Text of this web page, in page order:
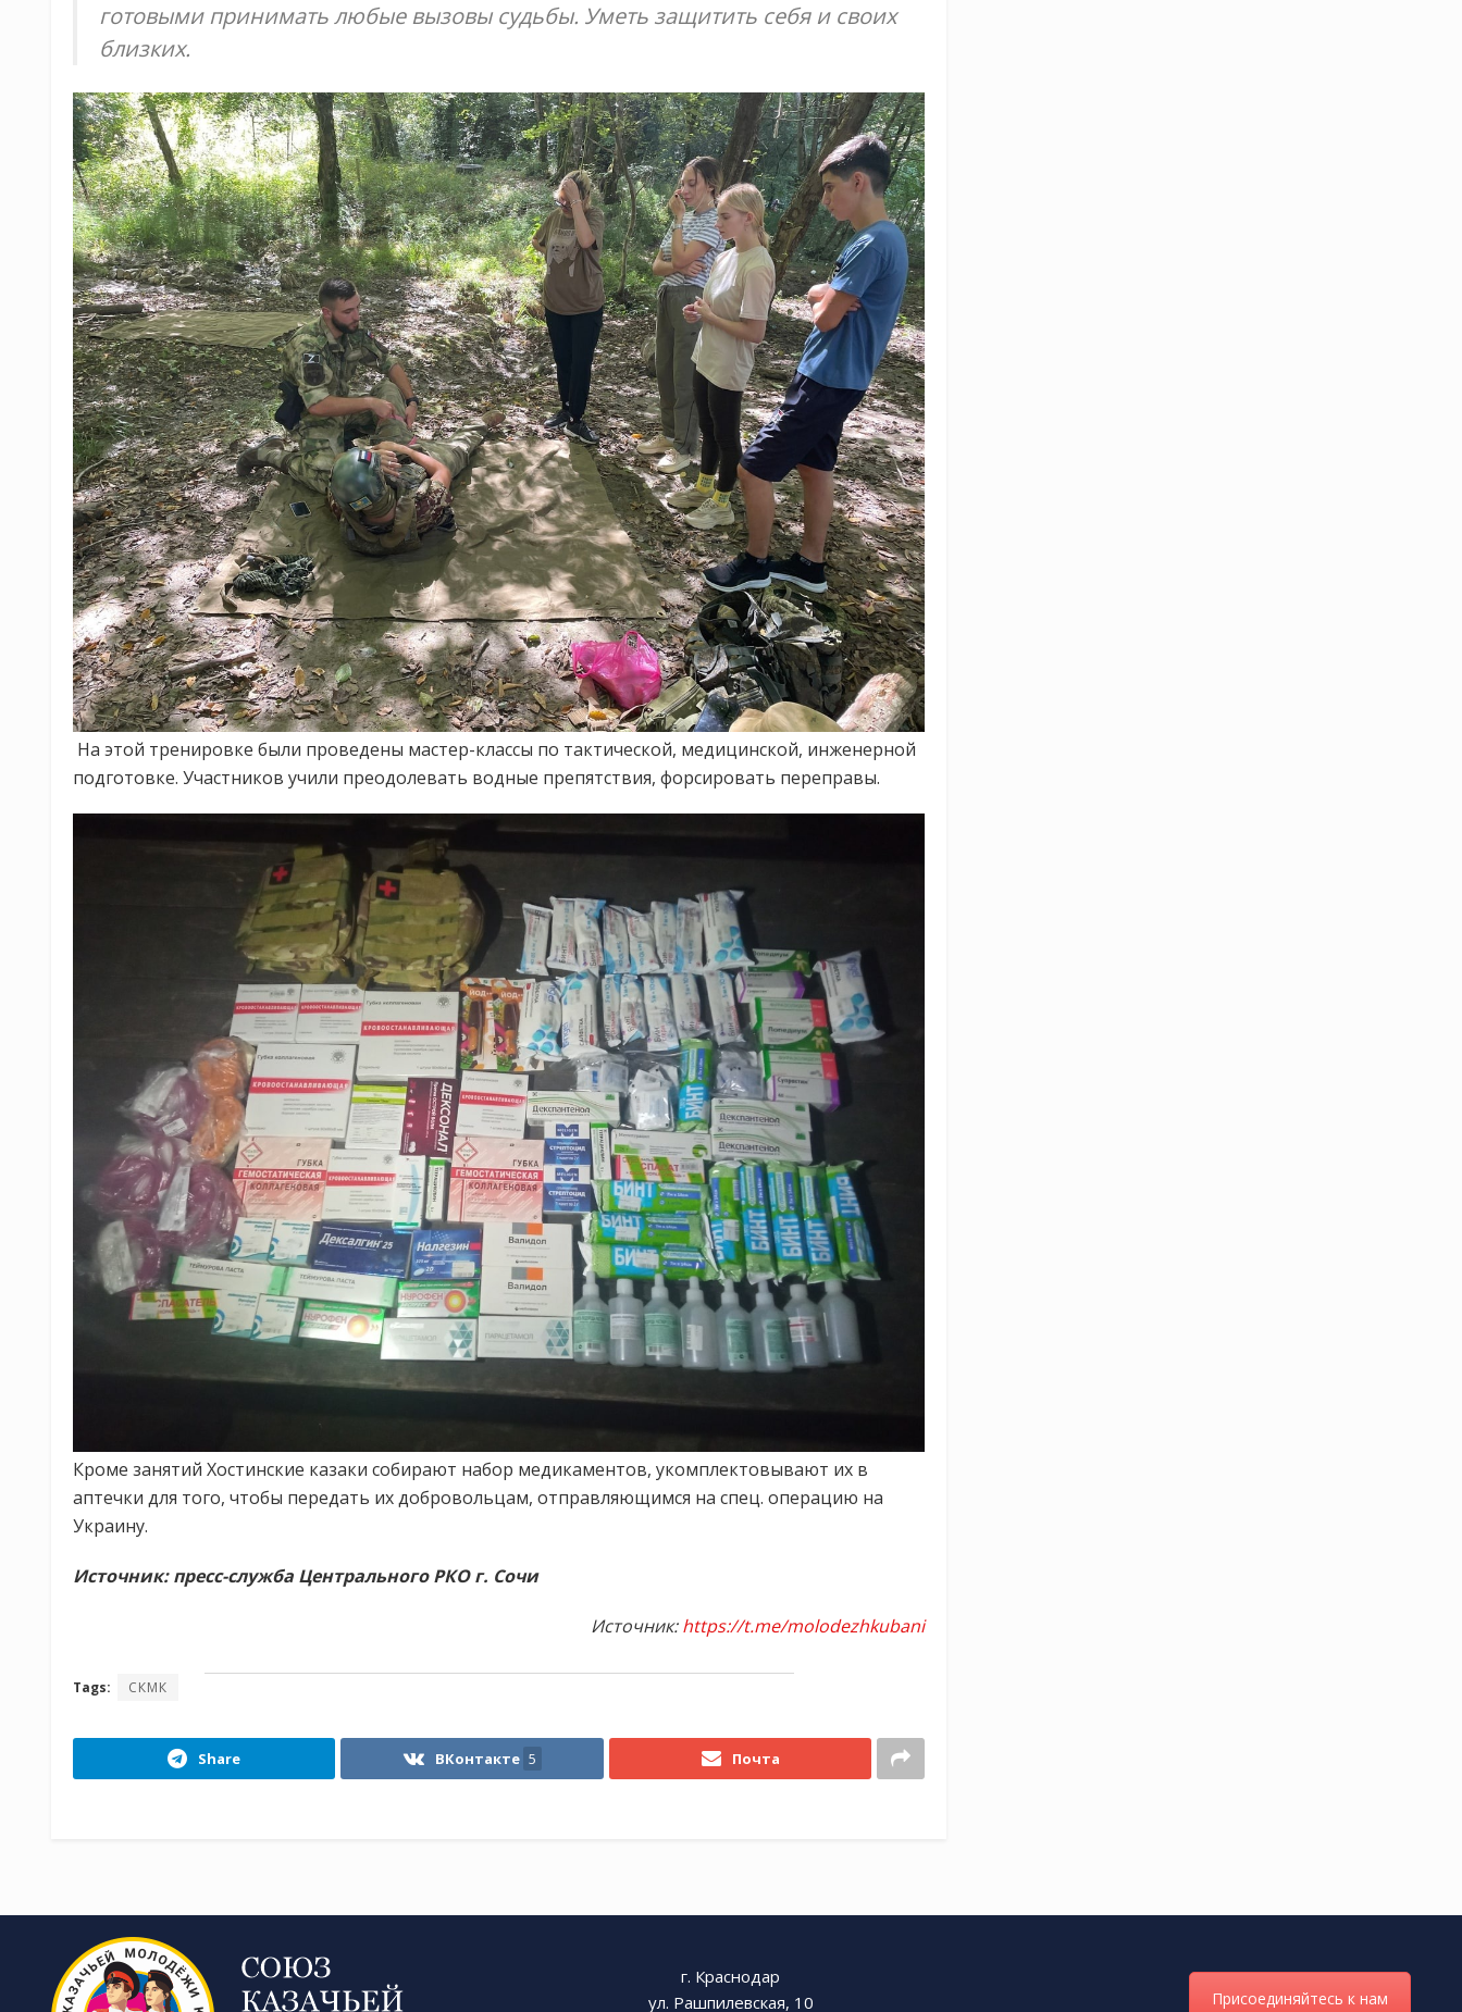
готовыми принимать любые вызовы судьбы. Уметь защитить себя и своих
близких.
На этой тренировке были проведены мастер-классы по тактической, медицинской, инженерной
подготовке. Участников учили преодолевать водные препятствия, форсировать переправы.
Кроме занятий Хостинские казаки собирают набор медикаментов, укомплектовывают их в
аптечки для того, чтобы передать их добровольцам, отправляющимся на спец. операцию на
Украину.
Источник: пресс-служба Центрального РКО г. Сочи
Источник:https://t.me/molodezhkubani
Tags: СКМК
Share ВКонтакте 5 Почта
г. Краснодар
ул. Рашпилевская, 10
Присоединяйтесь к нам